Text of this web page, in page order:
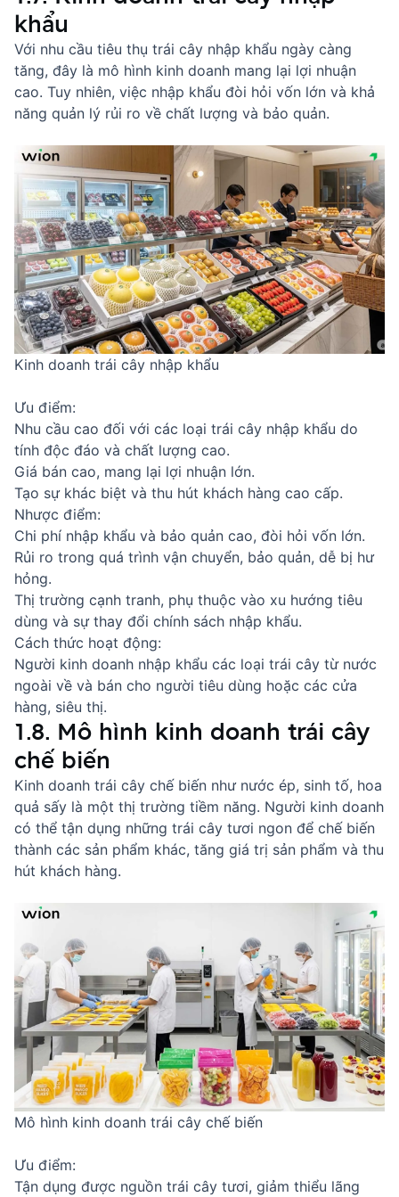
khẩu
Với nhu cầu tiêu thụ trái cây nhập khẩu ngày càng
tăng, đây là mô hình kinh doanh mang lại lợi nhuận
cao. Tuy nhiên, việc nhập khẩu đòi hỏi vốn lớn và khả
năng quản lý rủi ro về chất lượng và bảo quản.
Kinh doanh trái cây nhập khẩu
Ưu điểm:
Nhu cầu cao đối với các loại trái cây nhập khẩu do
tính độc đáo và chất lượng cao.
Giá bán cao, mang lại lợi nhuận lớn.
Tạo sự khác biệt và thu hút khách hàng cao cấp.
Nhược điểm:
Chi phí nhập khẩu và bảo quản cao, đòi hỏi vốn lớn.
Rủi ro trong quá trình vận chuyển, bảo quản, dễ bị hư
hỏng.
Thị trường cạnh tranh, phụ thuộc vào xu hướng tiêu
dùng và sự thay đổi chính sách nhập khẩu.
Cách thức hoạt động:
Người kinh doanh nhập khẩu các loại trái cây từ nước
ngoài về và bán cho người tiêu dùng hoặc các cửa
hàng, siêu thị.
1.8. Mô hình kinh doanh trái cây
chế biến
Kinh doanh trái cây chế biến như nước ép, sinh tố, hoa
quả sấy là một thị trường tiềm năng. Người kinh doanh
có thể tận dụng những trái cây tươi ngon để chế biến
thành các sản phẩm khác, tăng giá trị sản phẩm và thu
hút khách hàng.
Mô hình kinh doanh trái cây chế biến
Ưu điểm:
Tận dụng được nguồn trái cây tươi, giảm thiểu lãng